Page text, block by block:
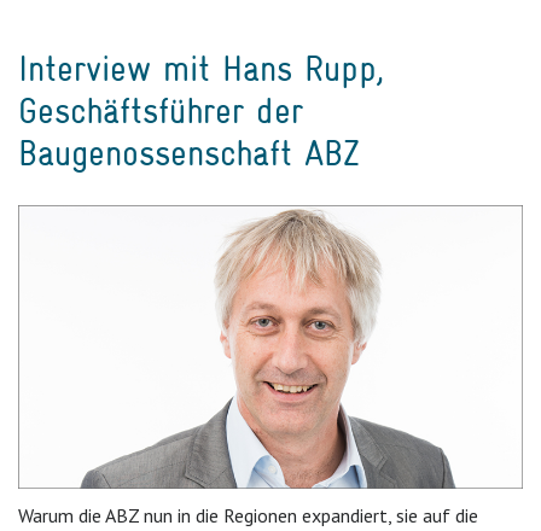
Interview mit Hans Rupp,
Geschäftsführer der
Baugenossenschaft ABZ
Warum die ABZ nun in die Regionen expandiert, sie auf die